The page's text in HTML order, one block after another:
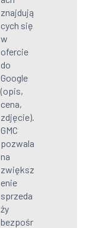
znajdują
cych się
w
ofercie
do
Google
(opis,
cena,
zdjęcie).
GMC
pozwala
na
zwiększ
enie
sprzeda
ży
bezpośr